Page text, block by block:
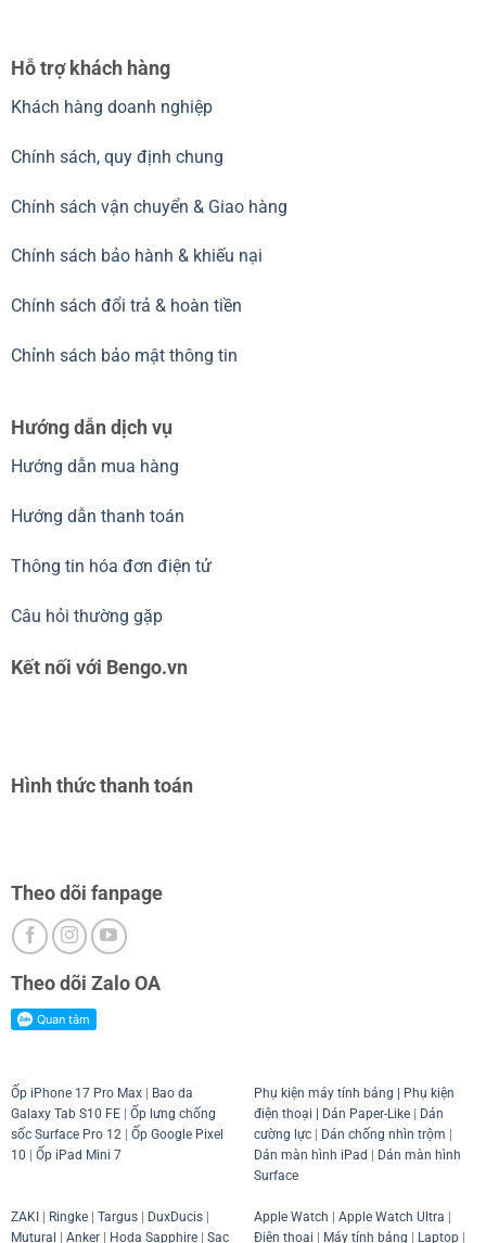
Hỗ trợ khách hàng
Khách hàng doanh nghiệp
Chính sách, quy định chung
Chính sách vận chuyển & Giao hàng
Chính sách bảo hành & khiếu nại
Chính sách đổi trả & hoàn tiền
Chỉnh sách bảo mật thông tin
Hướng dẫn dịch vụ
Hướng dẫn mua hàng
Hướng dẫn thanh toán
Thông tin hóa đơn điện tử
Câu hỏi thường gặp
Kết nối với Bengo.vn
Hình thức thanh toán
Theo dõi fanpage
Theo dõi Zalo OA
Ốp iPhone 17 Pro Max| Bao da
Galaxy Tab S10 FE| Ốp lưng chống
sốc Surface Pro 12 | Ốp Google Pixel
10 | Ốp iPad Mini 7
Phụ kiện máy tính bảng | Phụ kiện
điện thoại | Dán Paper-Like| Dán
cường lực| Dán chống nhìn trộm |
Dán màn hình iPad | Dán màn hình
Surface
ZAKI Ringke| Targus| DuxDucis|
Mutural
Anker| Hoda Sapphire| Sạc
Apple Watch Apple Watch Ultra
Điện thoại
Máy tính bảng Laptop|